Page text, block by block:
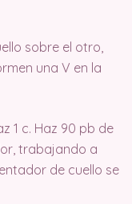
sobre el otro,
una V en la
1 c. Haz 90 pb de
trabajando a
de cuello se